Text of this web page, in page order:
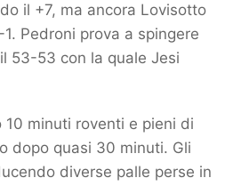
il +7, ma ancora Lovisotto
Pedroni prova a spingere
53-53 con la quale Jesi
10 minuti roventi e pieni di
dopo quasi 30 minuti. Gli
diverse palle perse in